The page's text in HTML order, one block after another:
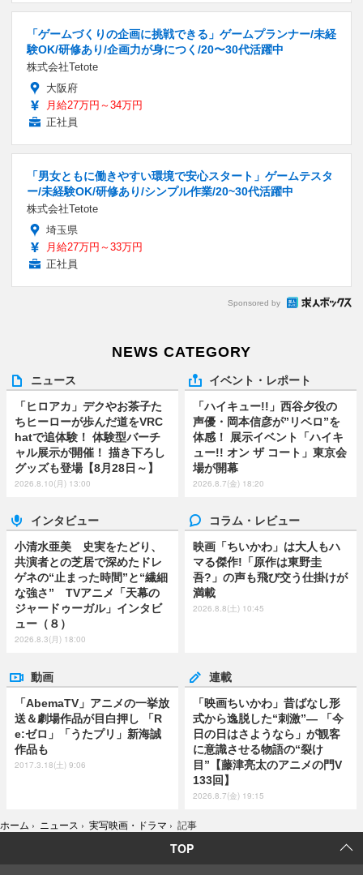
「ゲームづくりの企画に挑戦できる」ゲームプランナー/未経
験OK/研修あり/企画力が身につく/20〜30代活躍中
株式会社Tetote
大阪府
月給27万円～34万円
正社員
「男女ともに働きやすい環境で安心スタート」ゲームテスタ
ー/未経験OK/研修あり/シンプル作業/20~30代活躍中
株式会社Tetote
埼玉県
月給27万円～33万円
正社員
Sponsored by
NEWS CATEGORY
ニュース
「ヒロアカ」デクやお茶子た
ちヒーローが歩んだ道をVRC
hatで追体験！ 体験型バーチ
ャル展示が開催！ 描き下ろし
グッズも登場【8月28日～】
2026.8.10(月) 13:00
イベント・レポート
「ハイキュー!!」西谷夕役の
声優・岡本信彦が”リベロ”を
体感！ 展示イベント「ハイキ
ュー!! オン ザ コート」東京会
場が開幕
2026.8.7(金) 18:20
インタビュー
小清水亜美 史実をたどり、
共演者との芝居で深めたドレ
ゲネの“止まった時間”と“繊細
な強さ” TVアニメ「天幕の
ジャードゥーガル」インタビ
ュー（８）
2026.8.3(月) 18:00
コラム・レビュー
映画「ちいかわ」は大人もハ
マる傑作!「原作は東野圭
吾?」の声も飛び交う仕掛けが
満載
2026.8.8(土) 10:45
動画
「AbemaTV」アニメの一挙放
送＆劇場作品が目白押し 「R
e:ゼロ」「うたプリ」新海誠
作品も
2017.3.18(土) 9:06
連載
「映画ちいかわ」昔ばなし形
式から逸脱した“刺激”― 「今
日の日はさようなら」が観客
に意識させる物語の“裂け
目”【藤津亮太のアニメの門V
133回】
2026.8.7(金) 19:15
ホーム › ニュース › 実写映画・ドラマ › 記事
TOP